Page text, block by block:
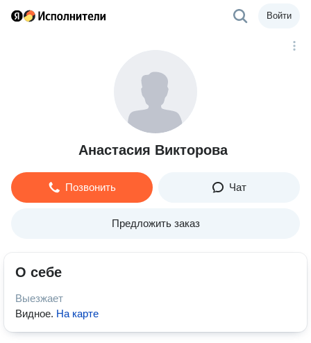
Войти
Анастасия Викторова
Позвонить Чат
Предложить заказ
О себе
Выезжает
Видное. На карте